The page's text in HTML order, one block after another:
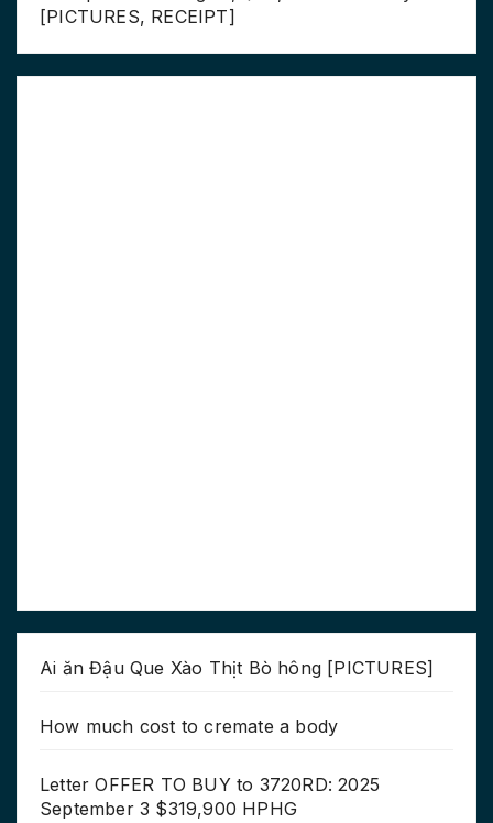
[PICTURES, RECEIPT]
Ai ăn Đậu Que Xào Thịt Bò hông [PICTURES]
How much cost to cremate a body
Letter OFFER TO BUY to 3720RD: 2025
September 3 $319,900 HPHG